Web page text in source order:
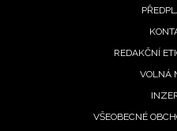
Vašimi údaji pracovat
vyhodnocení akce a zasílání
Chcete navíc dostávat i
informace od našich
REDAKČNÍ
VOLNÁ
VŠEOBECNÉ